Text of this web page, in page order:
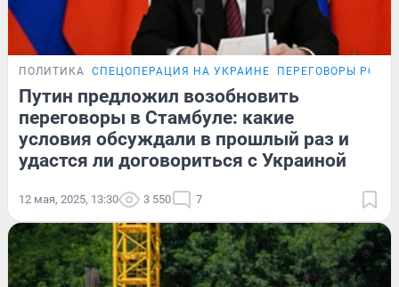
ПОЛИТИКА СПЕЦОПЕРАЦИЯ НА УКРАИНЕ ПЕРЕГОВОРЫ
Путин предложил возобновить
переговоры в Стамбуле: какие
условия обсуждали в прошлый раз и
удастся ли договориться с Украиной
12 мая, 2025, 13:30 3 550 7